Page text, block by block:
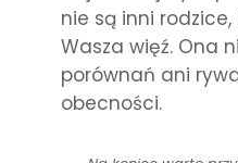
nie są inni
Wasza więź. Ona
porównań ani
obecności.